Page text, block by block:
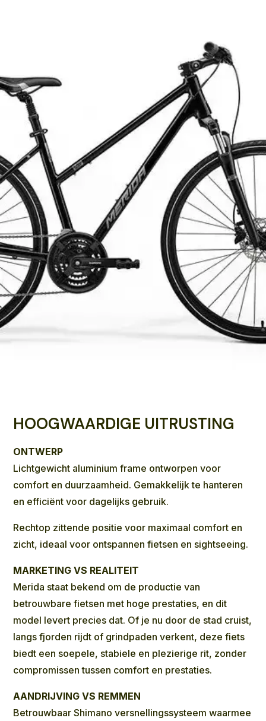
HOOGWAARDIGE UITRUSTING
ONTWERP
Lichtgewicht aluminium frame ontworpen voor
comfort en duurzaamheid. Gemakkelijk te hanteren
en efficiënt voor dagelijks gebruik.
Rechtop zittende positie voor maximaal comfort en
zicht, ideaal voor ontspannen fietsen en sightseeing.
MARKETING VS REALITEIT
Merida staat bekend om de productie van
betrouwbare fietsen met hoge prestaties, en dit
model levert precies dat. Of je nu door de stad cruist,
langs fjorden rijdt of grindpaden verkent, deze fiets
biedt een soepele, stabiele en plezierige rit, zonder
compromissen tussen comfort en prestaties.
AANDRIJVING VS REMMEN
Betrouwbaar Shimano versnellingssysteem waarmee